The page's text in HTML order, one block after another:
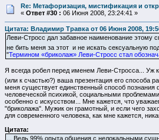
Re: Метафоризация, мистификация и
« Ответ #30 : 06 Июня 2008, 23:24:41 »
Цитата: Владимир Травка от 06 Июня 2008,
Леви-Стросс дал забавное наименование этому
не бить меня за этот и не искать сексуальную
"Термином «бриколаж» Леви-Стросс стал
Я всегда робел перед именем Леви-Стросса... Уж
(или к счастью?) ваша презентация его способа
меня существует единственный способ
человеческой психикой, социальными
особенно с искусством... Мне кажется, что
"бриколажа". Мужик он грамотный, и если чего
для современного человека, как мне кажется,
Цитата:
... Ведь 99% опыта общения с нелокальными